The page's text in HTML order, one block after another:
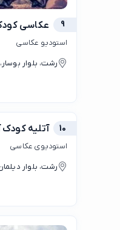
9 عکاسی
استودیو عکاسی
رشت، بلوار
10 آتلیه
استودیوی عکاسی
رشت، بلوار